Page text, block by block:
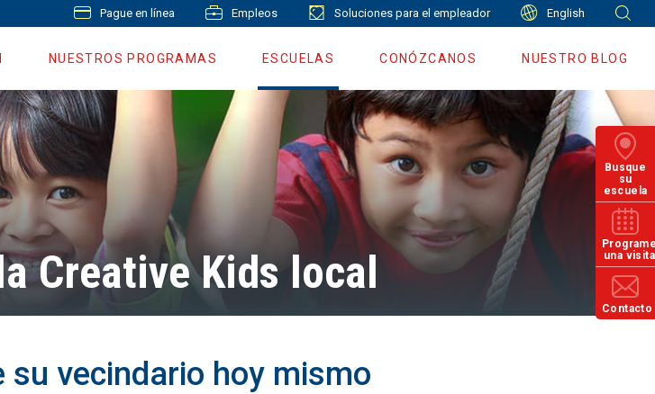
Pague en línea Empleos Soluciones para el empleador English
NUESTROS PROGRAMAS ESCUELAS CONÓZCANOS NUESTRO BLOG
Busque
su
escuela
una visita
Contacto
Creative Kids local
su vecindario hoy mismo